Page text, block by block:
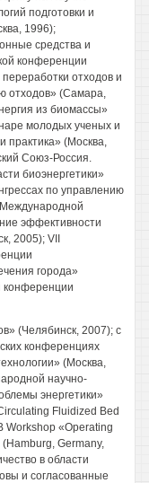
подготовки и
1996);
средства и
конференции
отходов и
отходов» (Самара,
из биомассы»
молодых ученых и
практика» (Москва,
Союз-Россия.
биоэнергетики»
по управлению
эффективности
2005); VII
города»
конференции
(Челябинск, 2007); с
конференциях
(Москва,
научно-
энергетики»
Fluidized Bed
Workshop «Operating
Germany,
в области
и согласованные